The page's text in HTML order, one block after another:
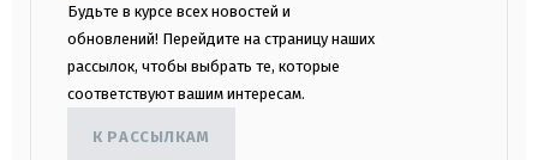
Будьте в курсе всех новостей и
обновлений! Перейдите на страницу наших
рассылок, чтобы выбрать те, которые
соответствуют вашим интересам.
К РАССЫЛКАМ